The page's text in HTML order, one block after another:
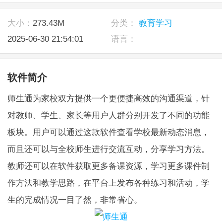
大小： 273.43M 分类： 教育学习
2025-06-30 21:54:01
语言：
软件简介
师生通为家校双方提供一个更便捷高效的沟通渠道，针
对教师、学生、家长等用户人群分别开发了不同的功能
板块。用户可以通过这款软件查看学校最新动态消息，
而且还可以与全校师生进行交流互动，分享学习方法。
教师还可以在软件获取更多备课资源，学习更多课件制
作方法和教学思路，在平台上发布各种练习和活动，学
生的完成情况一目了然，非常省心。